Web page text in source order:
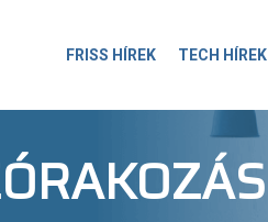
FRISS HÍREK TECH HÍREK